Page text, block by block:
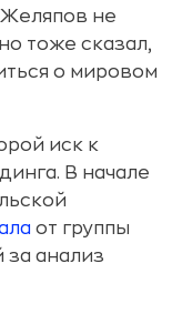
не
тоже сказал,
о мировом
иск к
В начале
от группы
за анализ